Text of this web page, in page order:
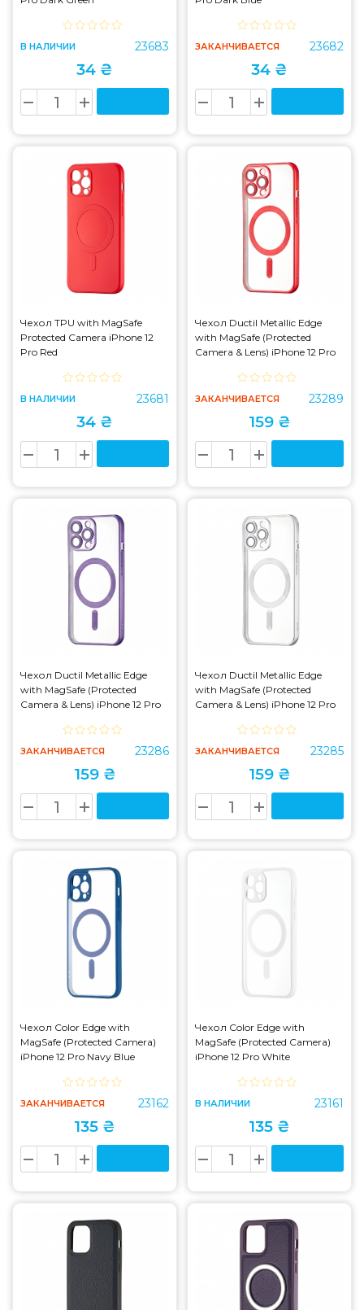
В НАЛИЧИИ 23683
34 ₴
ЗАКАНЧИВАЕТСЯ 23682
34 ₴
Чехол TPU with MagSafe
Protected Camera iPhone 12
Pro Red
В НАЛИЧИИ 23681
34 ₴
Чехол Ductil Metallic Edge
with MagSafe (Protected
Camera & Lens) iPhone 12 Pro
ЗАКАНЧИВАЕТСЯ 23289
159 ₴
Чехол Ductil Metallic Edge
with MagSafe (Protected
Camera & Lens) iPhone 12 Pro
ЗАКАНЧИВАЕТСЯ 23286
159 ₴
Чехол Ductil Metallic Edge
with MagSafe (Protected
Camera & Lens) iPhone 12 Pro
ЗАКАНЧИВАЕТСЯ 23285
159 ₴
Чехол Color Edge with
MagSafe (Protected Camera)
iPhone 12 Pro Navy Blue
ЗАКАНЧИВАЕТСЯ 23162
135 ₴
Чехол Color Edge with
MagSafe (Protected Camera)
iPhone 12 Pro White
В НАЛИЧИИ 23161
135 ₴